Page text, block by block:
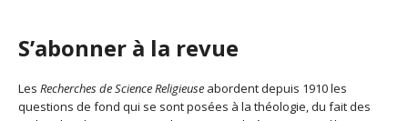
S’abonner à la revue
Les Recherches de Science Religieuse abordent depuis 1910 les
questions de fond qui se sont posées à la théologie, du fait des